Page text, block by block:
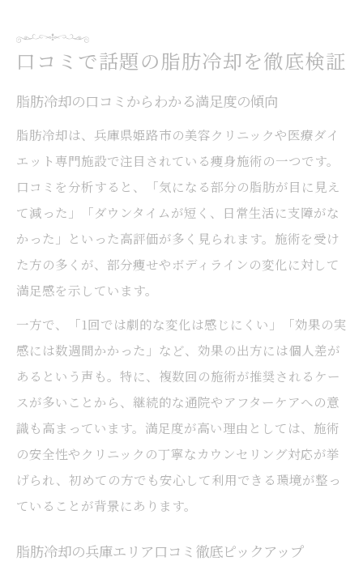
口コミで話題の脂肪冷却を徹底検証
脂肪冷却の口コミからわかる満足度の傾向
脂肪冷却は、兵庫県姫路市の美容クリニックや医療ダイ
エット専門施設で注目されている痩身施術の一つです。
口コミを分析すると、「気になる部分の脂肪が目に見え
て減った」「ダウンタイムが短く、日常生活に支障がな
かった」といった高評価が多く見られます。施術を受け
た方の多くが、部分痩せやボディラインの変化に対して
満足感を示しています。
一方で、「1回では劇的な変化は感じにくい」「効果の実
感には数週間かかった」など、効果の出方には個人差が
あるという声も。特に、複数回の施術が推奨されるケー
スが多いことから、継続的な通院やアフターケアへの意
識も高まっています。満足度が高い理由としては、施術
の安全性やクリニックの丁寧なカウンセリング対応が挙
げられ、初めての方でも安心して利用できる環境が整っ
ていることが背景にあります。
脂肪冷却の兵庫エリア口コミ徹底ピックアップ